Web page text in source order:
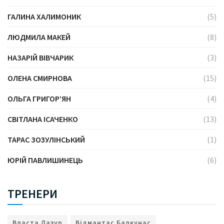
ГАЛИНА ХАЛИМОНИК (5)
ЛЮДМИЛА МАКЕЙ (8)
НАЗАРІЙ ВІВЧАРИК (3)
ОЛЕНА СМИРНОВА (15)
ОЛЬГА ГРИГОР’ЯН (4)
СВІТЛАНА ІСАЧЕНКО (13)
ТАРАС ЗОЗУЛІНСЬКИЙ (1)
ЮРІЙ ПАВЛИШИНЕЦЬ (6)
ТРЕНЕРИ